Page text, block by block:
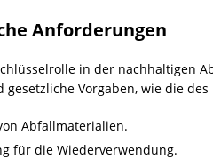
Anforderungen
in der nachhaltigen
Vorgaben, wie die
Abfallmaterialien.
für die Wiederverwendung.